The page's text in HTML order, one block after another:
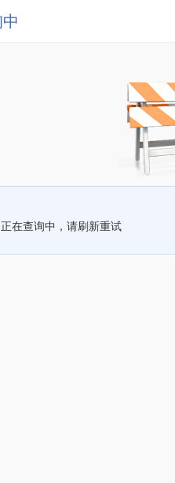
正在查询中，请刷新重试